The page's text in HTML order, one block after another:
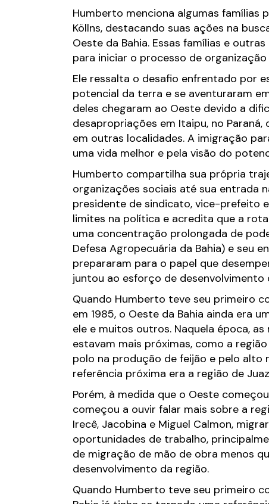
Humberto menciona algumas famílias
Köllns, destacando suas ações na
Oeste da Bahia. Essas famílias e
para iniciar o processo de
Ele ressalta o desafio enfrentado por
potencial da terra e se aventuraram
deles chegaram ao Oeste devido a
desapropriações em Itaipu, no
em outras localidades. A imigração
uma vida melhor e pela visão do
Humberto compartilha sua própria
organizações sociais até sua entrada
presidente de sindicato, vice-prefeito
limites na política e acredita que a
uma concentração prolongada de
Defesa Agropecuária da Bahia) e seu
prepararam para o papel que
juntou ao esforço de desenvolvimento
Quando Humberto teve seu primeiro
em 1985, o Oeste da Bahia ainda era
ele e muitos outros. Naquela época,
estavam mais próximas, como a
polo na produção de feijão e pelo
referência próxima era a região de
Porém, à medida que o Oeste
começou a ouvir falar mais sobre a
Irecê, Jacobina e Miguel Calmon,
oportunidades de trabalho,
de migração de mão de obra menos
desenvolvimento da região.
Quando Humberto teve seu primeiro